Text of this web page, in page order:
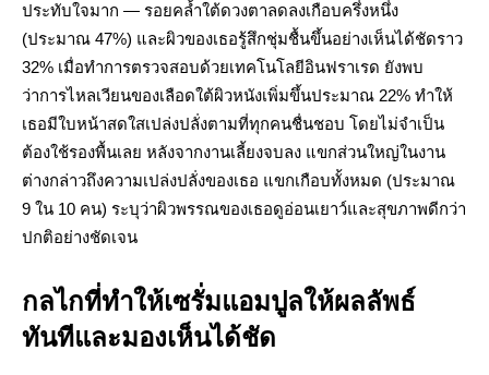
ประทับใจมาก — รอยคล้ำใต้ดวงตาลดลงเกือบครึ่งหนึ่ง
(ประมาณ 47%) และผิวของเธอรู้สึกชุ่มชื้นขึ้นอย่างเห็นได้ชัดราว
32% เมื่อทำการตรวจสอบด้วยเทคโนโลยีอินฟราเรด ยังพบ
ว่าการไหลเวียนของเลือดใต้ผิวหนังเพิ่มขึ้นประมาณ 22% ทำให้
เธอมีใบหน้าสดใสเปล่งปลั่งตามที่ทุกคนชื่นชอบ โดยไม่จำเป็น
ต้องใช้รองพื้นเลย หลังจากงานเลี้ยงจบลง แขกส่วนใหญ่ในงาน
ต่างกล่าวถึงความเปล่งปลั่งของเธอ แขกเกือบทั้งหมด (ประมาณ
9 ใน 10 คน) ระบุว่าผิวพรรณของเธอดูอ่อนเยาว์และสุขภาพดีกว่า
ปกติอย่างชัดเจน
กลไกที่ทำให้เซรั่มแอมปูลให้ผลลัพธ์
ทันทีและมองเห็นได้ชัด